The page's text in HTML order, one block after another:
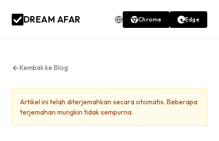
DREAM AFAR Chrome Edge
Kembali ke Blog
Artikel ini telah diterjemahkan secara otomatis. Beberapa
terjemahan mungkin tidak sempurna.